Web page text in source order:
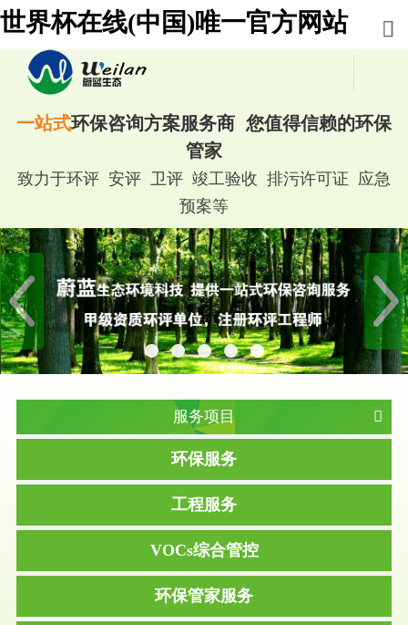
世界杯在线(中国)唯一官方网站
一站式环保咨询方案服务商 您值得信赖的环保
管家
致力于环评 安评 卫评 竣工验收 排污许可证 应急
预案等
服务项目
环保服务
工程服务
VOCs综合管控
环保管家服务